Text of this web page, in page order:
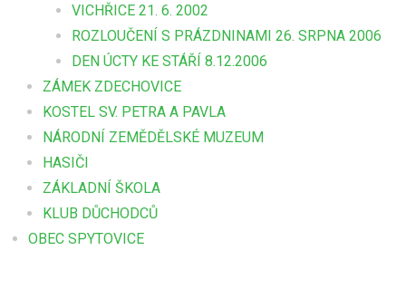
VICHŘICE 21. 6. 2002
ROZLOUČENÍ S PRÁZDNINAMI 26. SRPNA 2006
DEN ÚCTY KE STÁŘÍ 8.12.2006
ZÁMEK ZDECHOVICE
KOSTEL SV. PETRA A PAVLA
NÁRODNÍ ZEMĚDĚLSKÉ MUZEUM
HASIČI
ZÁKLADNÍ ŠKOLA
KLUB DŮCHODCŮ
OBEC SPYTOVICE